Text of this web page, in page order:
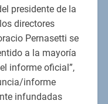
presidente de la
directores
Pernasetti se
a la mayoría
informe oficial”,
informe
infundadas